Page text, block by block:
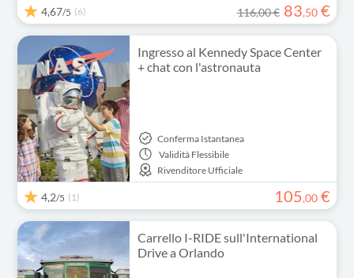
4,67/5 (6) 116,00 € 83,50 €
Ingresso al Kennedy Space Center
+ chat con l'astronauta
Conferma Istantanea
Validità Flessibile
Rivenditore Ufficiale
4,2/5 (1) 105,00 €
Carrello I-RIDE sull'International
Drive a Orlando